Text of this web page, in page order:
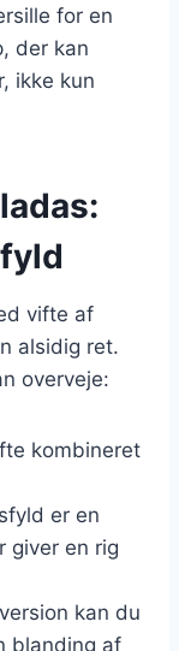
for en
der kan
ikke kun
vifte af
alsidig ret.
overveje:
kombineret
er en
giver en rig
kan du
blanding af